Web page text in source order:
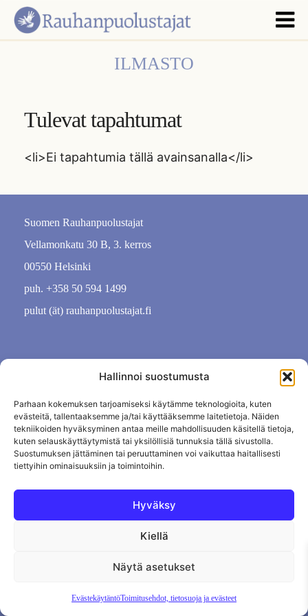
Hallinnoi suostumusta
Parhaan kokemuksen tarjoamiseksi käytämme teknologioita, kuten
evästeitä, tallentaaksemme ja/tai käyttääksemme laitetietoja. Näiden
tekniikoiden hyväksyminen antaa meille mahdollisuuden käsitellä tietoja,
kuten selauskäyttäytymistä tai yksilöllisiä tunnuksia tällä sivustolla.
Suostumuksen jättäminen tai peruuttaminen voi vaikuttaa haitallisesti
tiettyihin ominaisuuksiin ja toimintoihin.
Hyväksy
Kiellä
Näytä asetukset
EvästekäytäntöToimitusehdot, tietosuoja ja evästeet
ILMASTO
Tulevat tapahtumat
<li>Ei tapahtumia tällä avainsanalla</li>
Suomen Rauhanpuolustajat
Vellamonkatu 30 B, 3. kerros
00550 Helsinki
puh. +358 50 594 1499
pulut (ät) rauhanpuolustajat.fi
Tilauksen peruutus